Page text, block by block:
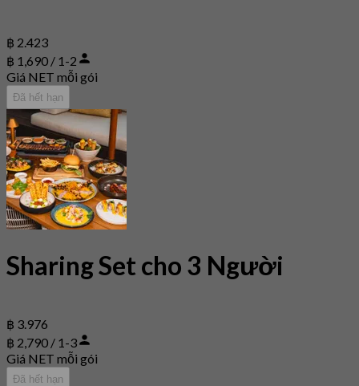
฿ 2.423
฿ 1,690 / 1-2
Giá NET mỗi gói
Đã hết hạn
Sharing Set cho 3 Người
฿ 3.976
฿ 2,790 / 1-3
Giá NET mỗi gói
Đã hết hạn